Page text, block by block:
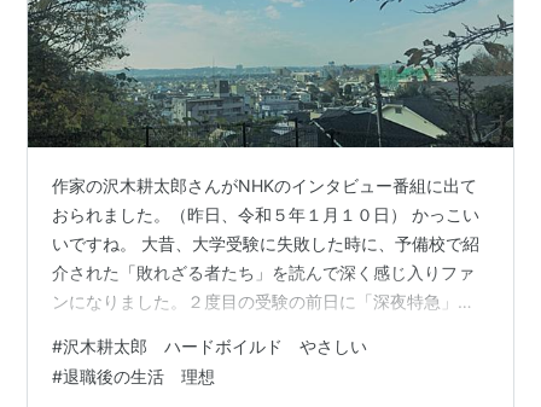
作家の沢木耕太郎さんがNHKのインタビュー番組に出て
おられました。（昨日、令和５年１月１０日） かっこい
いですね。 大昔、大学受験に失敗した時に、予備校で紹
介された「敗れざる者たち」を読んで深く感じ入りファ
ンになりました。２度目の受験の前日に「深夜特急」を
失敗。 知らない人のために言い添えれば、「深夜特急」
は文庫版で全７巻（たしか私が読んだ頃は７巻だったと
#沢木耕太郎 ハードボイルド やさしい
#退職後の生活 理想